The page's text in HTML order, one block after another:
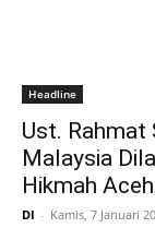
Headline
Ust. Rahmat
Malaysia
Hikmah
DI - Kamis, 7 Januari